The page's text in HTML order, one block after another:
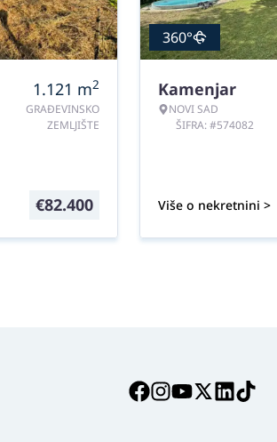
1.121 m2
GRAĐEVINSKO
ZEMLJIŠTE
€82.400
360°
Kamenjar
NOVI SAD
ŠIFRA: #574082
Više o nekretnini >